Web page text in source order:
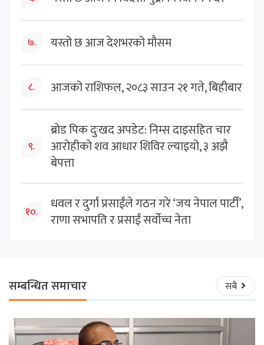
७. यस्तो छ आज देशभरको मौसम
८. आजको राशिफल, २०८३ साउन २१ गते, बिहीबार
९.
ब्रोड पिक दुःखद अपडेट: निम्स दाइसहित चार
आरोहीको शव आधार शिविर ल्याइयो, ३ अझै
बेपत्ता
१०.
धवल र दुर्गा प्रसाईंले गठन गरे ‘जय नेपाल पार्टी’,
राणा सभापति र प्रसाईं सर्वोच्च नेता
सम्बन्धित समाचार सबै